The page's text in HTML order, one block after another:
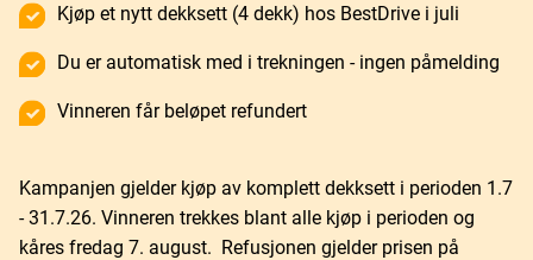
Kjøp et nytt dekksett (4 dekk) hos BestDrive i juli
Du er automatisk med i trekningen - ingen påmelding
Vinneren får beløpet refundert
Kampanjen gjelder kjøp av komplett dekksett i perioden 1.7
- 31.7.26. Vinneren trekkes blant alle kjøp i perioden og
kåres fredag 7. august. Refusjonen gjelder prisen på